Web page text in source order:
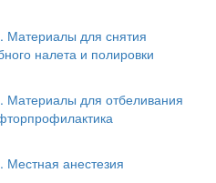
Материалы для снятия
налета и полировки
Материалы для отбеливания
Местная анестезия